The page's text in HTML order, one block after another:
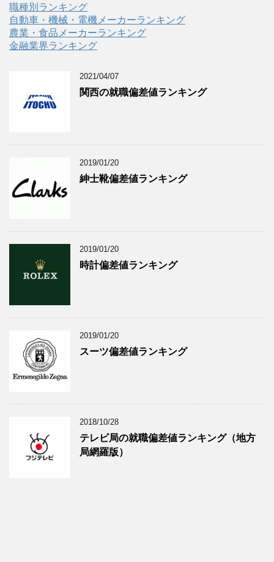
職種別ランキング
自動車・機械・電機メーカーランキング
農業・食品メーカーランキング
金融業界ランキング
2021/04/07
関西の就職偏差値ランキング
2019/01/20
紳士靴偏差値ランキング
2019/01/20
時計偏差値ランキング
2019/01/20
スーツ偏差値ランキング
2018/10/28
テレビ局の就職偏差値ランキング（地方
局網羅版）